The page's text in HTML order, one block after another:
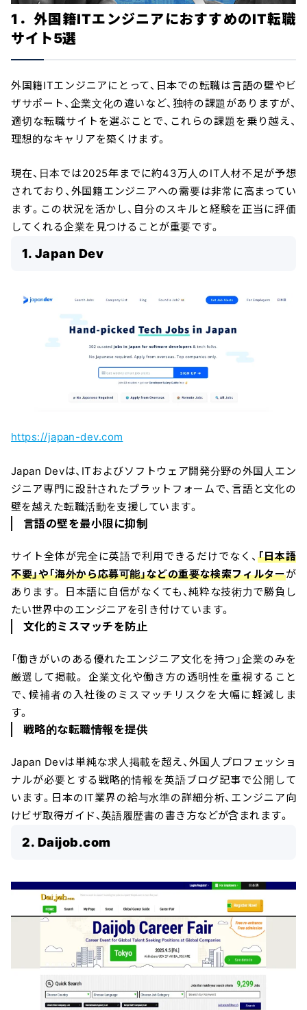
1．外国籍ITエンジニアにおすすめのIT転職
サイト5選
外国籍ITエンジニアにとって、日本での転職は言語の壁やビ
ザサポート、企業文化の違いなど、独特の課題がありますが、
適切な転職サイトを選ぶことで、これらの課題を乗り越え、
理想的なキャリアを築くけます。
現在、日本では2025年までに約43万人のIT人材不足が予想
されており、外国籍エンジニアへの需要は非常に高まってい
ます。この状況を活かし、自分のスキルと経験を正当に評価
してくれる企業を見つけることが重要です。
1. Japan Dev
https://japan-dev.com
Japan Devは、ITおよびソフトウェア開発分野の外国人エン
ジニア専門に設計されたプラットフォームで、言語と文化の
壁を越えた転職活動を支援しています。
言語の壁を最小限に抑制
サイト全体が完全に英語で利用できるだけでなく、 「日本語
不要」や「海外から応募可能」などの重要な検索フィルターが
あります。 日本語に自信がなくても、純粋な技術力で勝負し
たい世界中のエンジニアを引き付けています。
文化的ミスマッチを防止
「働きがいのある優れたエンジニア文化を持つ」企業のみを
厳選して掲載。 企業文化や働き方の透明性を重視すること
で、候補者の入社後のミスマッチリスクを大幅に軽減しま
す。
戦略的な転職情報を提供
Japan Devは単純な求人掲載を超え、外国人プロフェッショ
ナルが必要とする戦略的情報を英語ブログ記事で公開して
います。日本のIT業界の給与水準の詳細分析、エンジニア向
けビザ取得ガイド、英語履歴書の書き方などが含まれます。
2. Daijob.com